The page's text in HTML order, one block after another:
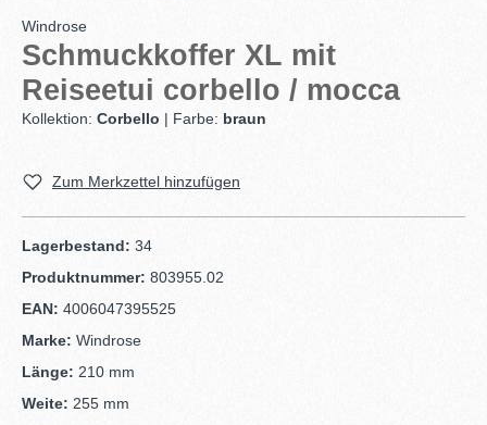
Windrose
Schmuckkoffer XL mit
Reiseetui corbello / mocca
Kollektion: Corbello | Farbe: braun
Zum Merkzettel hinzufügen
Lagerbestand: 34
Produktnummer: 803955.02
EAN: 4006047395525
Marke: Windrose
Länge: 210 mm
Weite: 255 mm